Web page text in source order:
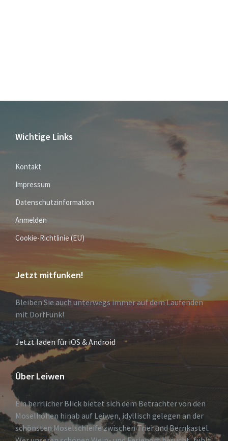
Wichtige Links
Kontakt
Impressum
Datenschutzinformation
Anmelden
Cookie-Richtlinie (EU)
Jetzt mitfunken!
Bleiben Sie auch unterwegs immer auf dem Laufenden
mit DorfFunk!
Jetzt laden für iOS & Android
Über Leiwen
Ein herrlicher Blick bietet sich dem Betrachter von den
Moselhöhen hinab auf Leiwen, idyllisch gelegen an der
schönsten Moselschleife zwischen Trier und Bernkastel.